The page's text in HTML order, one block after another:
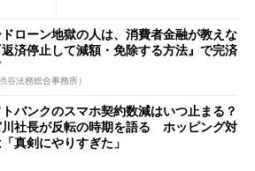
ドローン地獄の人は、消費者金融が教えな
返済停止して減額・免除する方法』で完済
谷法務総合事務所）
バンクのスマホ契約数減はいつ止まる？
社長が反転の時期を語る ホッピング対
真剣にやりすぎた」